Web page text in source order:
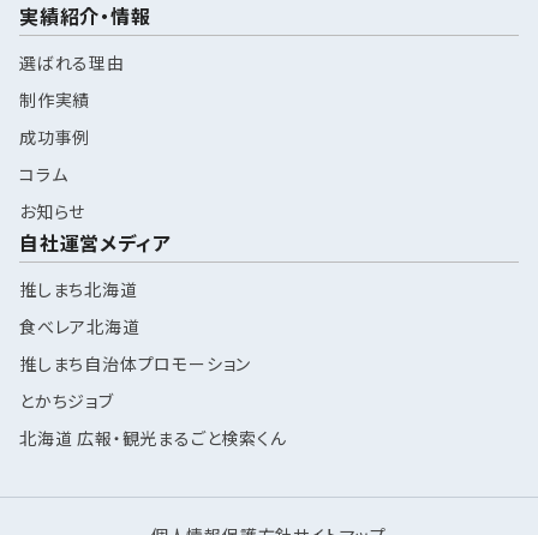
実績紹介・情報
選ばれる理由
制作実績
成功事例
コラム
お知らせ
自社運営メディア
推しまち北海道
食べレア北海道
推しまち自治体プロモーション
とかちジョブ
北海道 広報・観光まるごと検索くん